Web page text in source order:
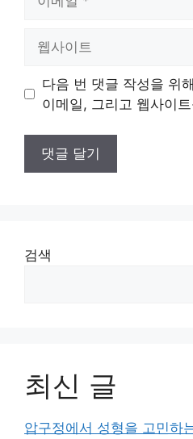
트
다음 번 댓글 작성을 위
이메일, 그리고 웹사이
검색
최신 글
압구정에서 성형을 고민하